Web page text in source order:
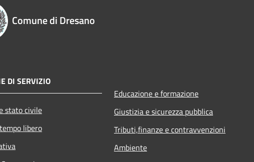
Comune di Dresano
DI SERVIZIO
stato civile
libero
Educazione e formazione
Giustizia e sicurezza pubblica
Tributi,finanze e contravvenzioni
Ambiente